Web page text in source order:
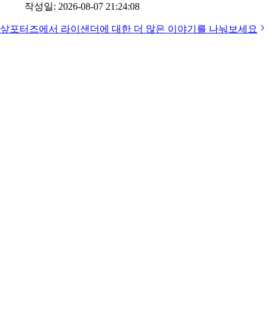
작성일: 2026-08-07 21:24:08
샆포터즈에서 라이샌더 에 대한 더 많은 이야기를 나눠보세요